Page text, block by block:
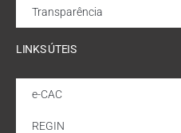
Transparência
LINKS ÚTEIS
e-CAC
REGIN